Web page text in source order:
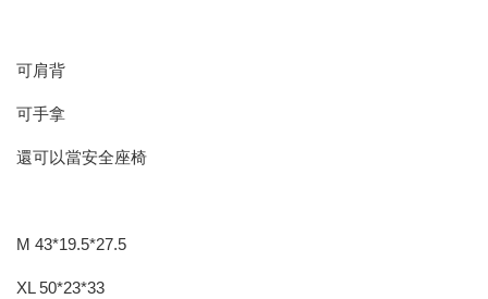
可肩背
可手拿
還可以當安全座椅
M 43*19.5*27.5
XL 50*23*33